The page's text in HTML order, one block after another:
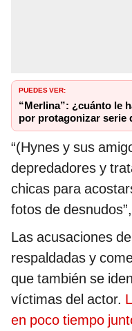
PUEDES VER:
“Merlina”: ¿cuánto le
por protagonizar serie
“(Hynes y sus
depredadores y
chicas para
fotos de
Las acusaciones
respaldadas y
que también se
víctimas del actor.
en poco tiempo